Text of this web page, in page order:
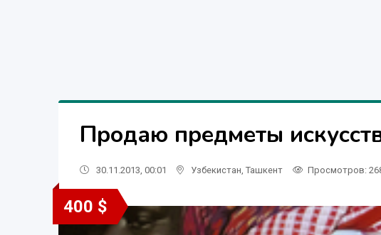
Продаю предметы
30.11.2013, 00:01 Узбекистан Ташкент Просмотров:
400 $